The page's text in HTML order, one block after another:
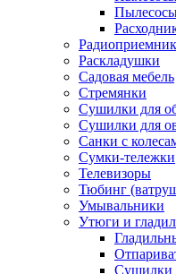
Раскладушки
Садовая мебель
Стремянки
Сушилки для
Сушилки для
Санки с
Сумки-тележки
Телевизоры
Тюбинг
Умывальники
Утюги и
Сушилки